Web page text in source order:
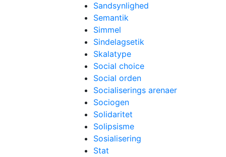
Sandsynlighed
Semantik
Simmel
Sindelagsetik
Skalatype
Social choice
Social orden
Socialiserings arenaer
Sociogen
Solidaritet
Solipsisme
Sosialisering
Stat